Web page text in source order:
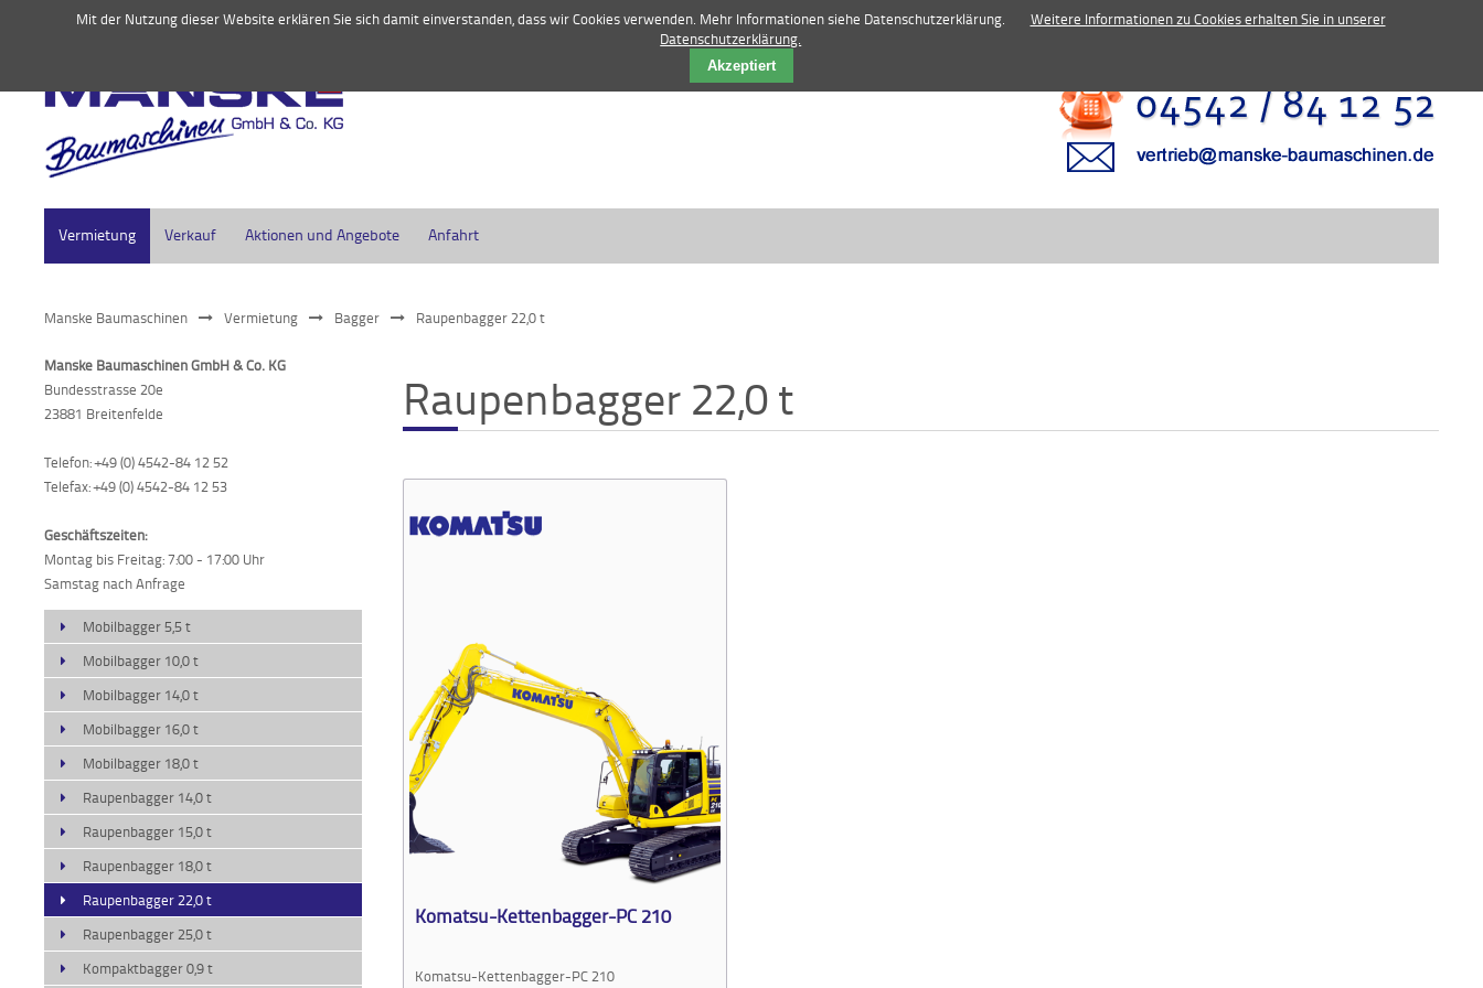
04542 84 12 52 | vertrieb@manske-baumaschinen.de
Vermietung Verkauf Aktionen und Angebote Anfahrt
Manske Baumaschinen Vermietung Bagger Raupenbagger 22,0 t
Raupenbagger 22,0 t
Komatsu-Kettenbagger-PC 210
Komatsu-Kettenbagger-PC 210
Manske Baumaschinen GmbH & Co. KG
Bundesstrasse 20e
23881 Breitenfelde
Telefon: +49 (0) 4542-84 12 52
Telefax: +49 (0) 4542-84 12 53
Geschäftszeiten:
Montag bis Freitag: 7:00 - 17:00 Uhr
Samstag nach Anfrage
Mobilbagger 5,5 t
Mobilbagger 10,0 t
Mobilbagger 14,0 t
Mobilbagger 16,0 t
Mobilbagger 18,0 t
Raupenbagger 14,0 t
Raupenbagger 15,0 t
Raupenbagger 18,0 t
Raupenbagger 22,0 t
Raupenbagger 25,0 t
Kompaktbagger 0,9 t
Mit der Nutzung dieser Website erklären Sie sich damit einverstanden, dass wir Cookies verwenden. Mehr Informationen siehe Datenschutzerklärung.
Weitere Informationen zu Cookies erhalten Sie in unserer
Datenschutzerklärung.
Akzeptiert